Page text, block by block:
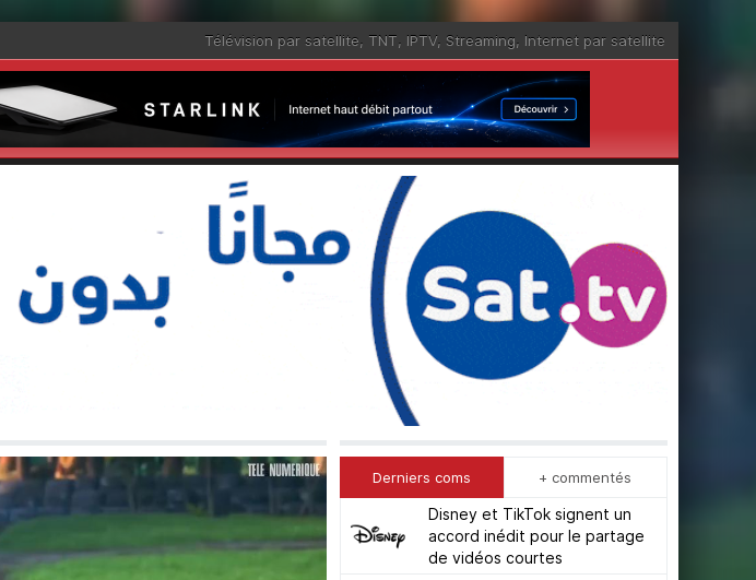
Télévision par satellite, TNT, IPTV, Streaming, Internet par satellite
Derniers coms + commentés
Disney et TikTok signent un
accord inédit pour le partage
de vidéos courtes